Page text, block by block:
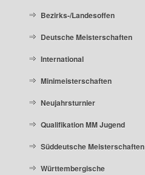
Bezirks-/Landesoffen
Deutsche Meisterschaften
International
Minimeisterschaften
Neujahrsturnier
Qualifikation MM Jugend
Süddeutsche Meisterschaften
Württembergische